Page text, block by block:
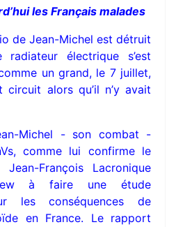
les Français malades
de Jean-Michel est détruit
électrique s’est
un grand, le 7 juillet,
alors qu’il n’y avait
Michel - son combat -
comme lui confirme le
François Lacronique
à faire une étude
les conséquences de
en France. Le rapport